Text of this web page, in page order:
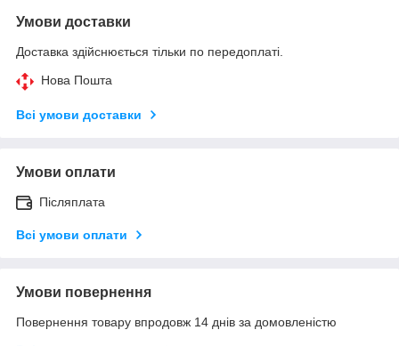
Умови доставки
Доставка здійснюється тільки по передоплаті.
Нова Пошта
Всі умови доставки
Умови оплати
Післяплата
Всі умови оплати
Умови повернення
Повернення товару впродовж 14 днів за домовленістю